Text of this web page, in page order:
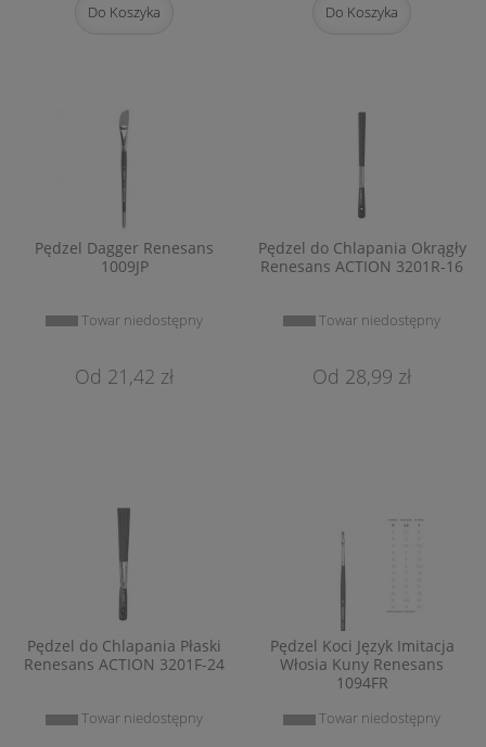
Do Koszyka Do Koszyka
Pędzel Dagger Renesans
1009JP
Towar niedostępny
21,42 zł
Pędzel do Chlapania Okrągły
Renesans ACTION 3201R-16
Towar niedostępny
28,99 zł
Pędzel do Chlapania Płaski
Renesans ACTION 3201F-24
Towar niedostępny
Pędzel Koci Język Imitacja
Włosia Kuny Renesans
1094FR
Towar niedostępny